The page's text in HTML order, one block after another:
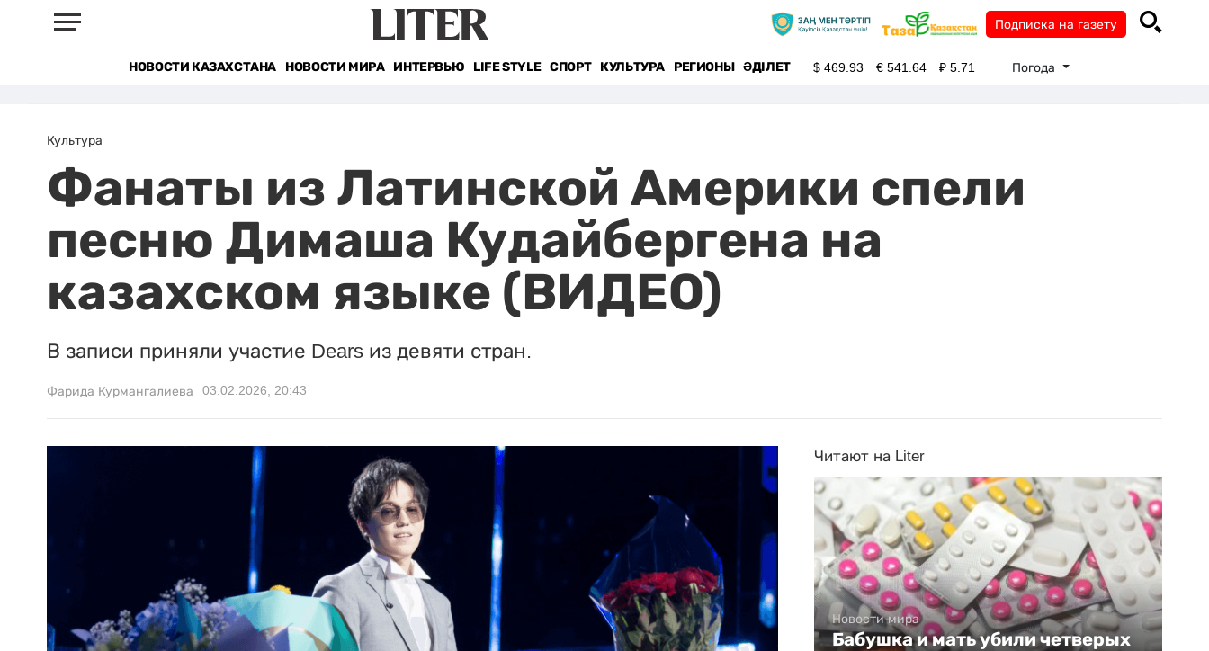
Подписка на газету
НОВОСТИ КАЗАХСТАНА НОВОСТИ МИРА ИНТЕРВЬЮ LIFE STYLE СПОРТ КУЛЬТУРА РЕГИОНЫ ӘДІЛЕТ $469.93 €541.64 ₽5.71 Погода
Культура
Фанаты из Латинской Америки спели
песню Димаша Кудайбергена на
казахском языке (ВИДЕО)
В записи приняли участие Dears из девяти стран.
Фарида Курмангалиева 03.02.2026, 20:43
Читают на Liter
Новости мира
Бабушка и мать убили четверых